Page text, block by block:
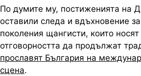
По думите му, постиженията на
оставили следа и вдъхновение
поколения щангисти, които носят
отговорността да продължат
прославят България на
сцена.